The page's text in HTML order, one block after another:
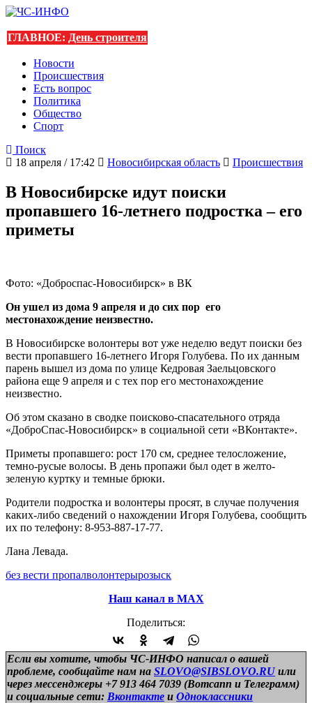
ГЛАВНОЕ: День строителя
Новости
Происшествия
Есть вопрос
Политика
Общество
Спорт
Поиск
18 апреля / 17:42
Новосибирская область Происшествия
В Новосибирске идут поиски
пропавшего 16-летнего подростка – его
приметы
Фото: «Доброспас-Новосибирск» в ВК
Он ушел из дома 9 апреля и до сих пор его
местонахождение неизвестно.
В Новосибирске волонтеры вот уже неделю ведут поиски без
вести пропавшего 16-летнего Игоря Голубева. По их данным
парень вышел из дома по улице Кедровая Заельцовского
района еще 9 апреля и с тех пор его местонахождение
неизвестно.
Об этом сказано в сводке поисково-спасательного отряда
«ДоброСпас-Новосибирск» в социальной сети «ВКонтакте».
Приметы пропавшего: рост 170 см, среднее телосложение,
темно-русые волосы. В день пропажи был одет в желто-
зеленую куртку и темные брюки.
Родители подростка и волонтеры просят, в случае получения
каких-либо сведений о нахождении Игоря Голубева, сообщить
их по телефону: 8-953-887-17-77.
Лана Левада.
без вести пропалволонтерырозыск
Наш канал в МАХ
Поделиться:
Если вы хотите, чтобы ЧС-ИНФО написал о вашей
проблеме, сообщайте нам на SLOVO@SIBSLOVO.RU или
через мессенджеры +7 913 464 7039 (Вотсапп и Телеграмм)
и социальные сети: Вконтакте и Одноклассники